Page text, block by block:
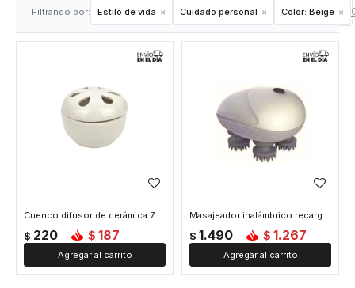
Filtrando por: Estilo de vida Cuidado personal Color: Beige
Cuenco difusor de cerámica 7*7*4cm - Beige
$ 220 $ 187
Masajeador inalámbrico recargable - Beige
$ 1.490 $ 1.267